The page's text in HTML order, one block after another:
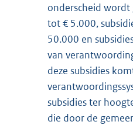
onderscheid wordt
tot € 5.000,
50.000 en
van
deze subsidies
subsidies ter
die door de